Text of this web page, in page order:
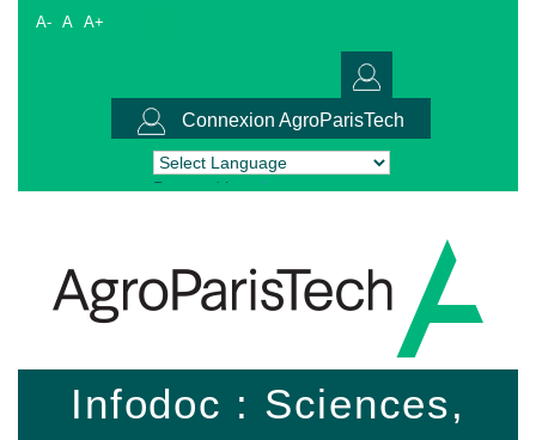
A- A A+
Connexion AgroParisTech
Powered by Translate
Infodoc : Sciences,